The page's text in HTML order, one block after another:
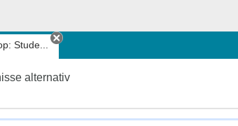
Stude...
Tab schließen
alternativ